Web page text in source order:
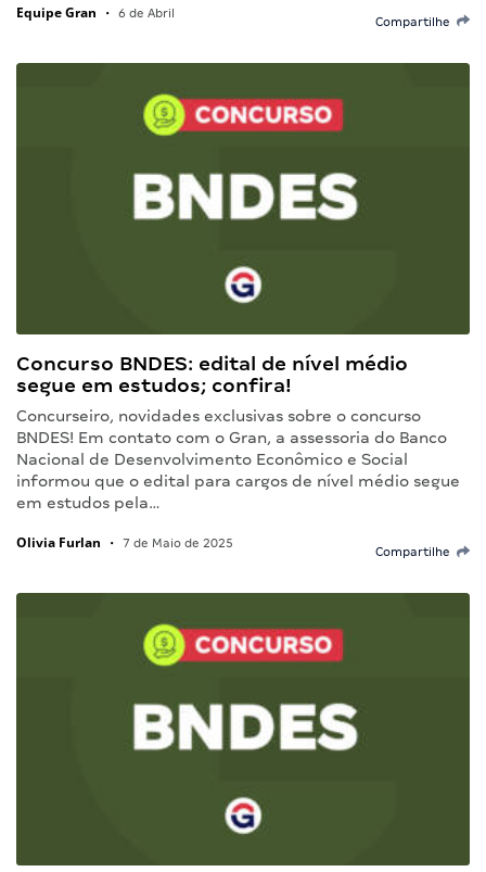
Equipe Gran • 6 de Abril
Compartilhe
Concurso BNDES: edital de nível médio
segue em estudos; confira!
Concurseiro, novidades exclusivas sobre o concurso
BNDES! Em contato com o Gran, a assessoria do Banco
Nacional de Desenvolvimento Econômico e Social
informou que o edital para cargos de nível médio segue
em estudos pela…
Olivia Furlan • 7 de Maio de 2025
Compartilhe